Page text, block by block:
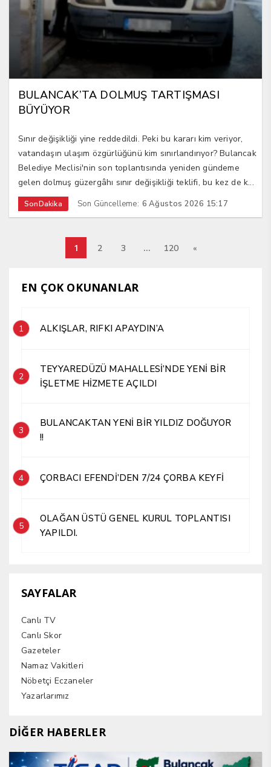
BULANCAK’TA DOLMUŞ TARTIŞMASI
BÜYÜYOR
Sınır değişikliği yine reddedildi. Peki bu kararı kim veriyor,
vatandaşın ulaşım özgürlüğünü kim sınırlandırıyor? Bulancak
Belediye Meclisi'nin son toplantısında yeniden gündeme
gelen dolmuş güzergâhı sınır değişikliği teklifi, bu kez de k...
SonDakika Son Güncelleme: 6 Ağustos 2026 15:17
1 2 3 … 120 «
EN ÇOK OKUNANLAR
1 ALKIŞLAR, RIFKI APAYDIN’A
2
TEYYAREDÜZÜ MAHALLESİ’NDE YENİ BİR
İŞLETME HİZMETE AÇILDI
3
BULANCAKTAN YENİ BİR YILDIZ DOĞUYOR
!!
4 ÇORBACI EFENDİ’DEN 7/24 ÇORBA KEYFİ
5
OLAĞAN ÜSTÜ GENEL KURUL TOPLANTISI
YAPILDI.
SAYFALAR
Canlı TV
Canlı Skor
Gazeteler
Namaz Vakitleri
Nöbetçi Eczaneler
Yazarlarımız
DİĞER HABERLER